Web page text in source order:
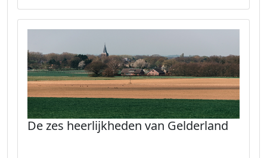
De zes heerlijkheden van Gelderland